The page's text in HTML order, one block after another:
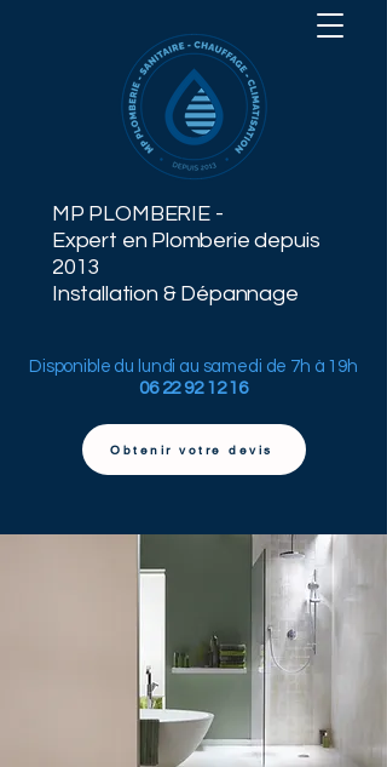
MP PLOMBERIE -
Expert en Plomberie depuis
2013
Installation & Dépannage
Disponible du lundi au samedi de 7h à 19h
06 22 92 12 16
Obtenir votre devis